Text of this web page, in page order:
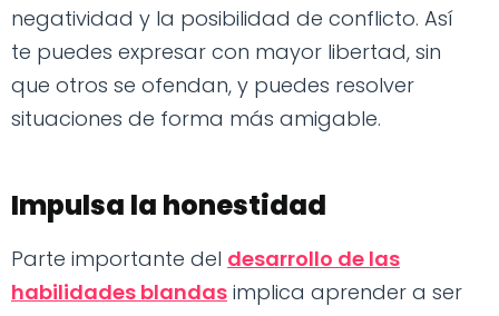
negatividad y la posibilidad de conflicto. Así
te puedes expresar con mayor libertad, sin
que otros se ofendan, y puedes resolver
situaciones de forma más amigable.
Impulsa la honestidad
Parte importante del desarrollo de las
habilidades blandas implica aprender a ser